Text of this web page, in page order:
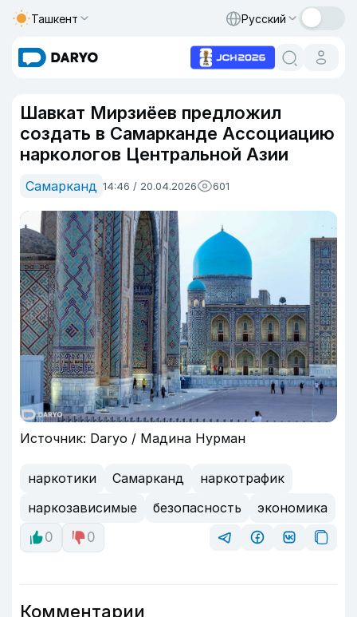
Ташкент Русский
Шавкат Мирзиёев предложил
создать в Самарканде Ассоциацию
наркологов Центральной Азии
Самарканд 14:46 / 20.04.2026 601
Источник: Daryo / Мадина Нурман
наркотики Самарканд
наркотрафик
наркозависимые
безопасность
экономика
0
0
Комментарии